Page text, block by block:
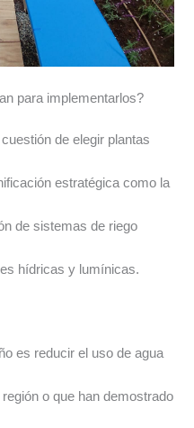
para implementarlos?
de elegir plantas
estratégica como la
de sistemas de riego
hídricas y lumínicas.
es reducir el uso de agua
o que han demostrado